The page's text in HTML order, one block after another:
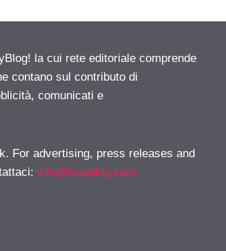
la cui rete editoriale comprende
contano sul contributo di
comunicati e
For advertising, press releases and
: info@isayblog.com